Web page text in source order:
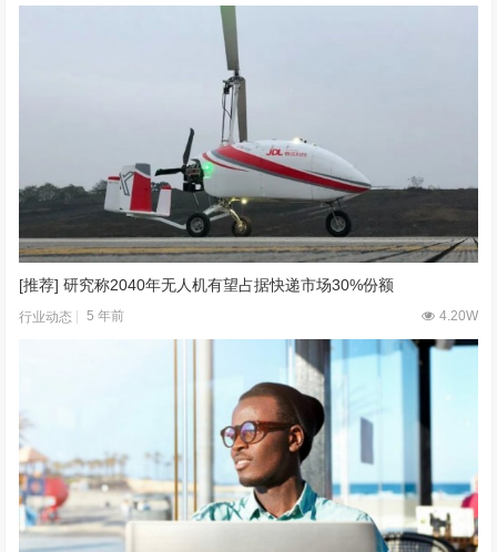
[推荐] 研究称2040年无人机有望占据快递市场30%份额
行业动态 5 年前 4.20W